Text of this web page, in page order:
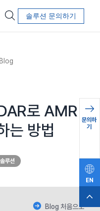
솔루션 문의하기
로 AMR
는 방법
루션
Blog 처음으로
문의하
기
EN